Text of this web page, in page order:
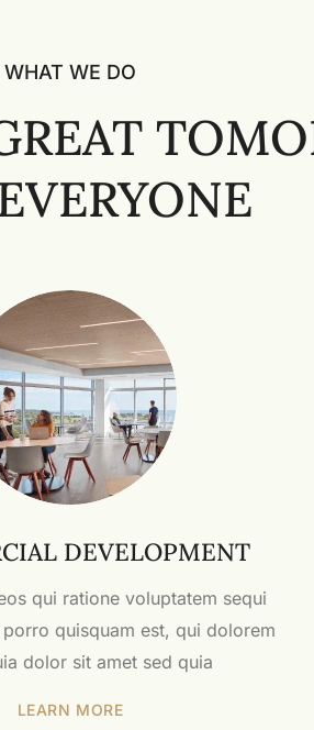
WHAT WE DO
DEVELOPMENT
qui ratione voluptatem sequi
quisquam est, qui dolorem
dolor sit amet sed quia
LEARN MORE